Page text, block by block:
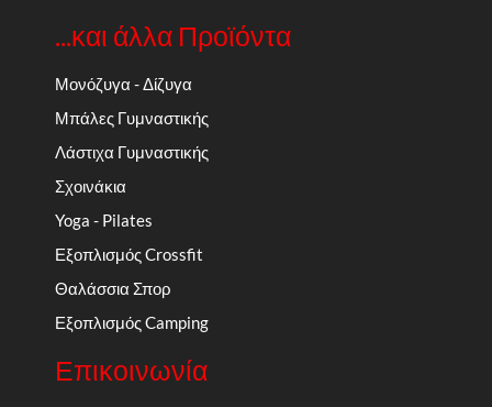
...και άλλα Προϊόντα
Μονόζυγα - Δίζυγα
Μπάλες Γυμναστικής
Λάστιχα Γυμναστικής
Σχοινάκια
Yoga - Pilates
Εξοπλισμός Crossfit
Θαλάσσια Σπορ
Εξοπλισμός Camping
Επικοινωνία